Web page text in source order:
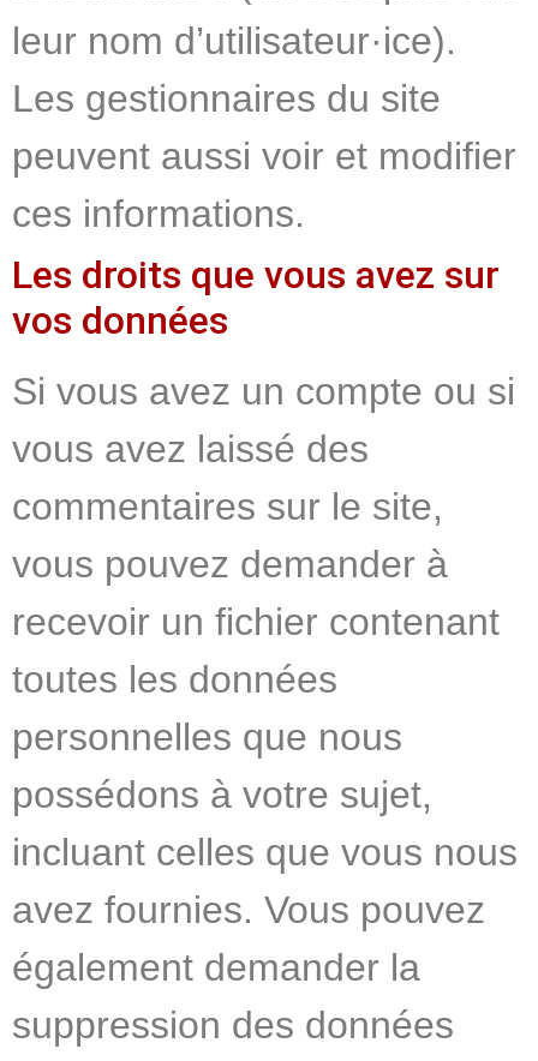
leur nom d’utilisateur·ice).
Les gestionnaires du site
peuvent aussi voir et modifier
ces informations.
Les droits que vous avez sur
vos données
Si vous avez un compte ou si
vous avez laissé des
commentaires sur le site,
vous pouvez demander à
recevoir un fichier contenant
toutes les données
personnelles que nous
possédons à votre sujet,
incluant celles que vous nous
avez fournies. Vous pouvez
également demander la
suppression des données